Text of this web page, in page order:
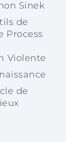
Sinek
de
Process
Violente
de